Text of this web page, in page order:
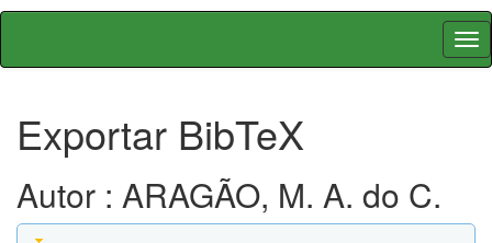
Skip
Exportar BibTeX
Autor : ARAGÃO, M. A. do C.